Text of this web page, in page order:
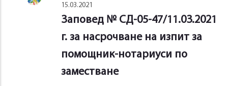
15.03.2021
Заповед № СД-05-47/11.03.2021
г. за насрочване на изпит за
помощник-нотариуси по
заместване